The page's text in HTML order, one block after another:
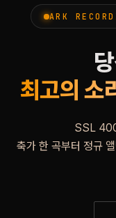
ARK
최고의 소
SSL
축가 한 곡부터 정규